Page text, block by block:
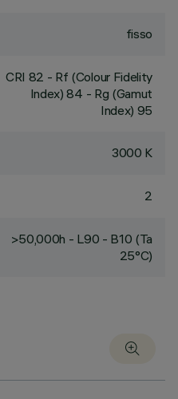
fisso
CRI 82 - Rf (Colour Fidelity
Index) 84 - Rg (Gamut
Index) 95
3000 K
2
>50,000h - L90 - B10 (Ta
25°C)